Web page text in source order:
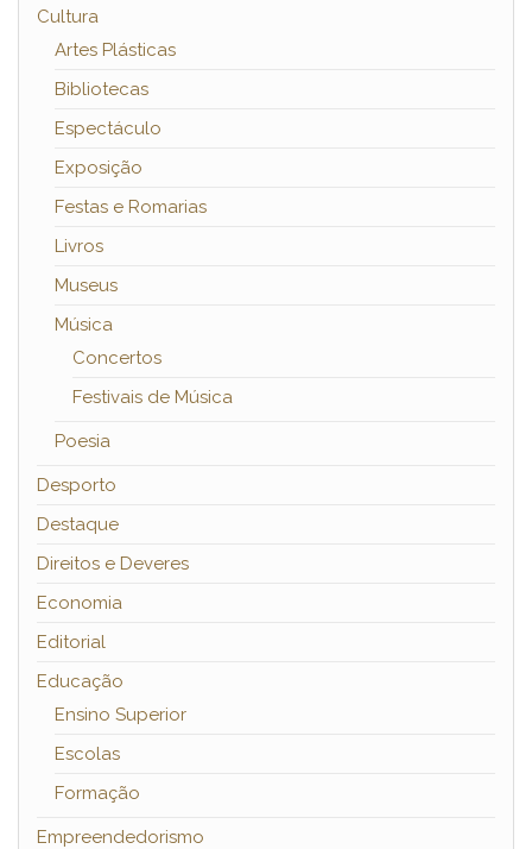
Cultura
Artes Plásticas
Bibliotecas
Espectáculo
Exposição
Festas e Romarias
Livros
Museus
Música
Concertos
Festivais de Música
Poesia
Desporto
Destaque
Direitos e Deveres
Economia
Editorial
Educação
Ensino Superior
Escolas
Formação
Empreendedorismo